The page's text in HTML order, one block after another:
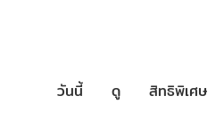
วันนี้ ดู สิทธิพิเศษ